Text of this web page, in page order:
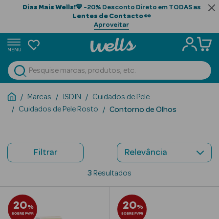
Dias Mais Wells!💙 -20% Desconto Direto em TODAS as
Lentes de Contacto👀
Aproveitar
MENU
Ver Tudo
Beauty Season
Beauty Season
Cosmética
Luxo
Marcas ISDIN
Cuidados de Pele
Cuidados de Pele Rosto
Contorno de Olhos
Filtrar
3 Resultados
20%
SOBRE PVPR
20%
SOBRE PVPR